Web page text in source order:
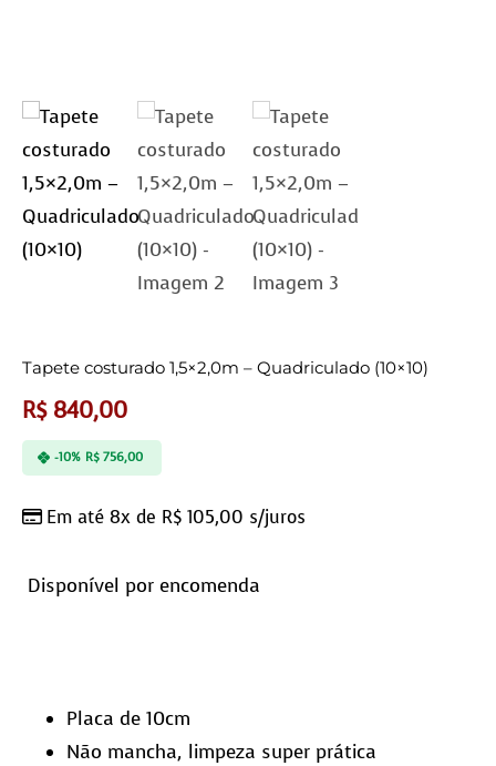
Tapete costurado 1,5×2,0m – Quadriculado (10×10)
R$840,00
Em até 8x de R$ 105,00 s/juros
-10% R$756,00
Disponível por encomenda
Placa de 10cm
Não mancha, limpeza super prática